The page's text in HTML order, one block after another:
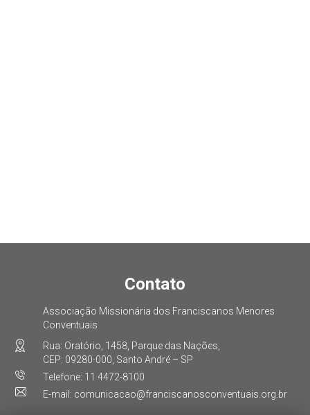
Contato
Associação Missionária dos Franciscanos Menores
Conventuais
Rua: Oratório, 1458, Parque das Nações,
CEP: 09280-000, Santo André – SP
Telefone: 11 4472-8100
E-mail: comunicacao@franciscanosconventuais.org.br